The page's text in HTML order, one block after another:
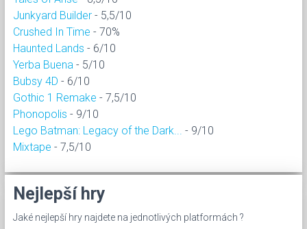
Junkyard Builder - 5,5/10
Crushed In Time - 70%
Haunted Lands - 6/10
Yerba Buena - 5/10
Bubsy 4D - 6/10
Gothic 1 Remake - 7,5/10
Phonopolis - 9/10
Lego Batman: Legacy of the Dark...
- 9/10
Mixtape - 7,5/10
Nejlepší hry
Jaké nejlepší hry najdete na jednotlivých platformách ?